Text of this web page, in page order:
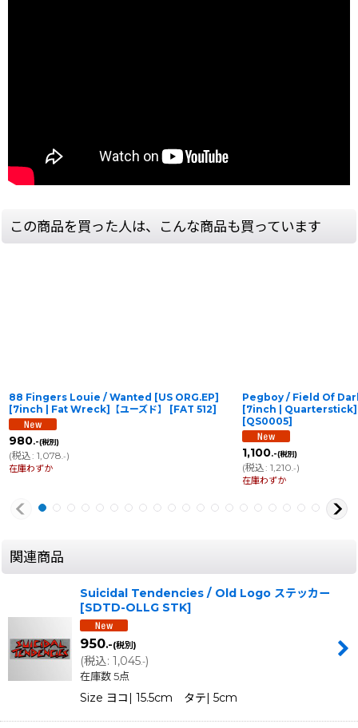
この商品を買った人は、こんな商品も買っています
88 Fingers Louie / Wanted [US ORG.EP]
[7inch | Fat Wreck]【ユーズド】
[FAT 512]
980.-(税別)
(税込: 1,078 .-)
在庫わずか
Pegboy / Field Of
[7inch | Quarterstick]
[QS0005]
1,100.-(税別)
(税込: 1,210 .-)
在庫わずか
関連商品
Suicidal Tendencies / Old Logo ステッカー
[SDTD-OLLG STK]
950.-(税別)
(税込: 1,045.-)
在庫数 5点
Size ヨコ| 15.5cm タテ| 5cm